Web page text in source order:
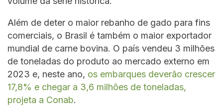
Além de deter o maior rebanho de gado para fins
comerciais, o Brasil é também o maior exportador
mundial de carne bovina. O país vendeu 3 milhões
de toneladas do produto ao mercado externo em
2023 e, neste ano, os embarques deverão crescer
17,8% e chegar a 3,6 milhões de toneladas,
projeta a Conab.